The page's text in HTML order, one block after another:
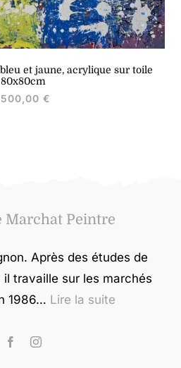
et jaune, acrylique sur toile
80x80cm
€
Marchat Peintre
Après des études de
travaille sur les marchés
1986… Lire la suite